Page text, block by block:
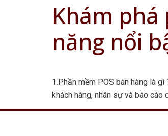
Khám phá
năng nổi
1.Phần mềm POS bán hàng là
khách hàng, nhân sự và báo